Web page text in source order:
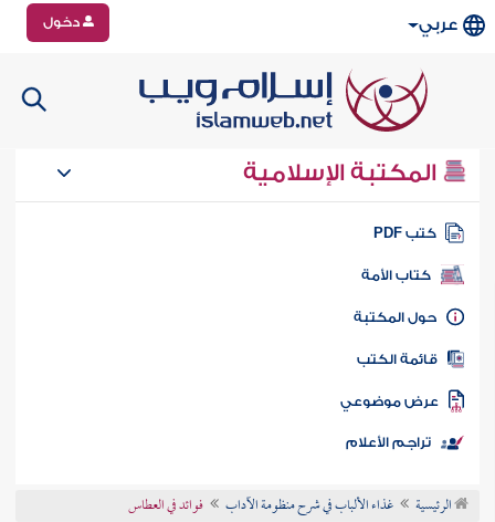
عربي دخول
المكتبة الإسلامية
كتب PDF
كتاب الأمة
المكتبة
الكتب
موضوعي
تراجم الأعلام
الرئيسية غذاء الألباب في شرح منظومة الآداب فوائد في العطاس